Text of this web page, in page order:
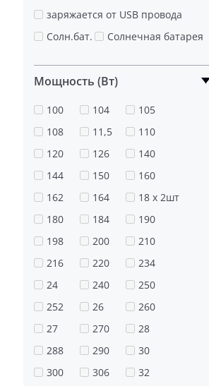
заряжается от USB провода
Солн.бат.
Солнечная батарея
Мощность (Вт)
100 104
105
108
11,5
110
120
126
140
144
150
160
162
164
18 x 2шт
180
184
190
198
200
210
216
220
234
24
240
250
252
26
260
27
270
28
288
290
30
300
306
32